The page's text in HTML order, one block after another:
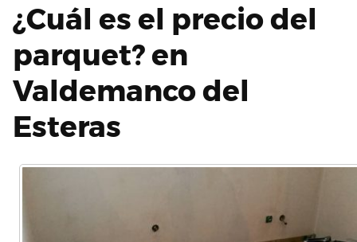
¿Cuál es el precio del
parquet? en
Valdemanco del
Esteras